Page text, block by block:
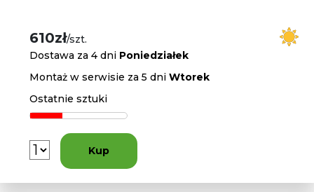
610zł/szt.
Dostawa za 4 dni Poniedziałek
Montaż w serwisie za 5 dniWtorek
Ostatnie sztuki
Kup